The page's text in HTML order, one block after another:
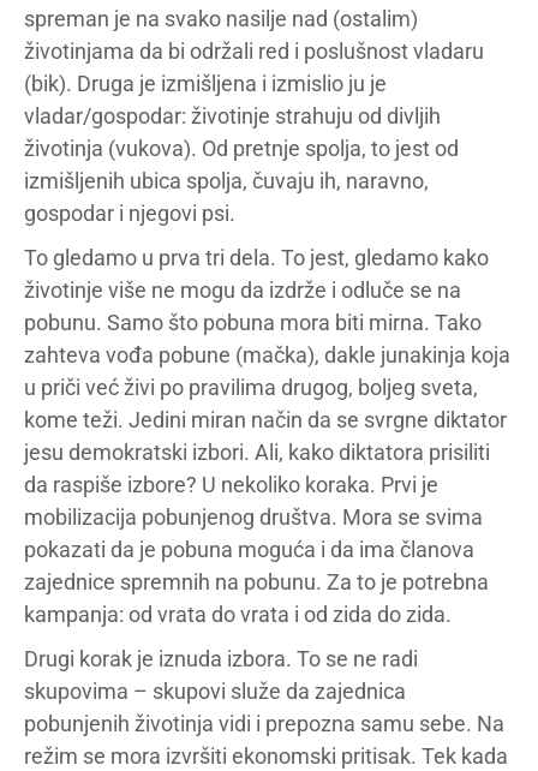
spreman je na svako nasilje nad (ostalim)
životinjama da bi održali red i poslušnost vladaru
(bik). Druga je izmišljena i izmislio ju je
vladar/gospodar: životinje strahuju od divljih
životinja (vukova). Od pretnje spolja, to jest od
izmišljenih ubica spolja, čuvaju ih, naravno,
gospodar i njegovi psi.
To gledamo u prva tri dela. To jest, gledamo kako
životinje više ne mogu da izdrže i odluče se na
pobunu. Samo što pobuna mora biti mirna. Tako
zahteva vođa pobune (mačka), dakle junakinja koja
u priči već živi po pravilima drugog, boljeg sveta,
kome teži. Jedini miran način da se svrgne diktator
jesu demokratski izbori. Ali, kako diktatora prisiliti
da raspiše izbore? U nekoliko koraka. Prvi je
mobilizacija pobunjenog društva. Mora se svima
pokazati da je pobuna moguća i da ima članova
zajednice spremnih na pobunu. Za to je potrebna
kampanja: od vrata do vrata i od zida do zida.
Drugi korak je iznuda izbora. To se ne radi
skupovima – skupovi služe da zajednica
pobunjenih životinja vidi i prepozna samu sebe. Na
režim se mora izvršiti ekonomski pritisak. Tek kada